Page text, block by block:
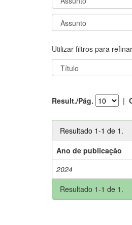
Utilizar filtros para
Result./Pág. |
Resultado 1-1 de 1.
Ano de publicação
2024
Resultado 1-1 de 1.